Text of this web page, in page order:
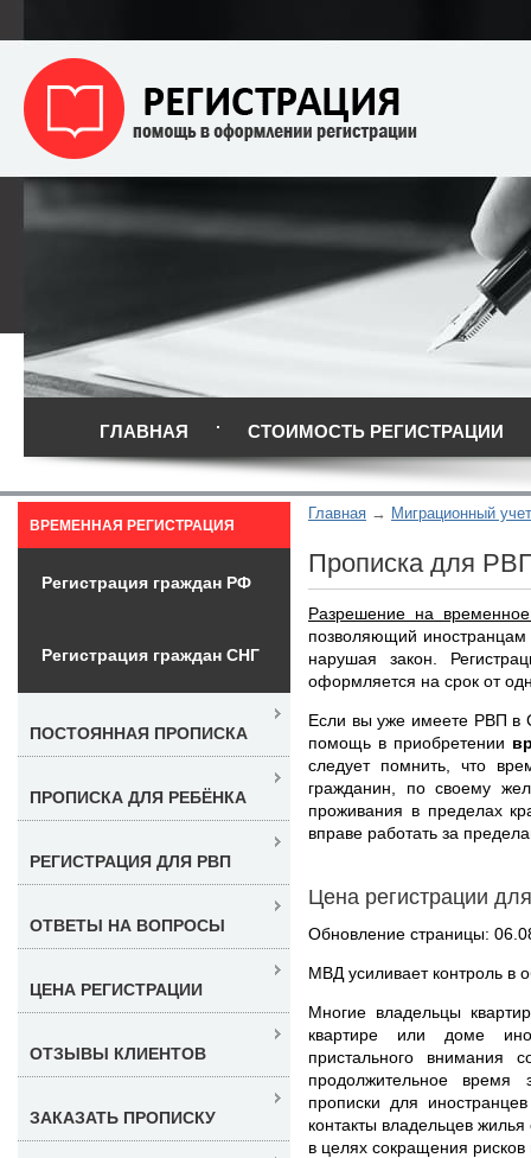
ГЛАВНАЯ СТОИМОСТЬ РЕГИСТРАЦИИ
Главная Миграционный
Прописка для
Разрешение на
позволяющий иностранцам
нарушая закон.
оформляется на срок от
Если вы уже имеете РВП в
помощь в приобретении
следует помнить, что
гражданин, по своему
проживания в пределах
вправе работать за
Цена регистрации
Обновление страницы:
МВД усиливает контроль в
Многие владельцы
квартире или доме
пристального
продолжительное время
прописки для
контакты владельцев
в целях сокращения
ВРЕМЕННАЯ РЕГИСТРАЦИЯ
Регистрация граждан РФ
Регистрация граждан СНГ
ПОСТОЯННАЯ ПРОПИСКА
ПРОПИСКА ДЛЯ РЕБЁНКА
РЕГИСТРАЦИЯ ДЛЯ РВП
ОТВЕТЫ НА ВОПРОСЫ
ЦЕНА РЕГИСТРАЦИИ
ОТЗЫВЫ КЛИЕНТОВ
ЗАКАЗАТЬ ПРОПИСКУ